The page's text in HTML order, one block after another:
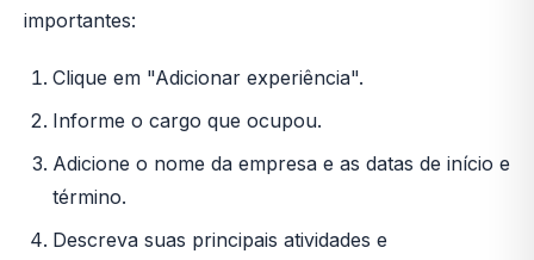
importantes:
Clique em "Adicionar experiência".
Informe o cargo que ocupou.
Adicione o nome da empresa e as datas de início e
término.
Descreva suas principais atividades e